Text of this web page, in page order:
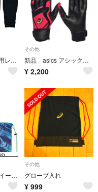
アシックス 野球用レッグウォーマー
その他
新品 asics アシックス バッティング手袋 Lサイズ 野球 丸モデル
¥ 2,200
新品✨アシックス イージーバットケース 3123A660-410
その他
グローブ入れ
¥ 999